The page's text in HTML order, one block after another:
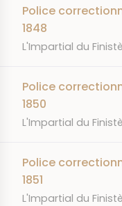
Police
1848
JOURNAL
L'Impartial du
Police
1850
JOURNAL
L'Impartial du
Police
1851
JOURNAL
L'Impartial du